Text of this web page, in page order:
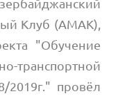
Клуб (АМАК),
"Обучение
2019г." провёл